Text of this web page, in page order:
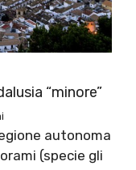
“minore”
autonoma
(specie gli